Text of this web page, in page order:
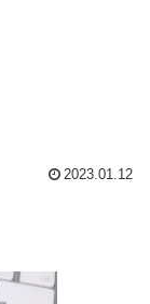
2023.01.12